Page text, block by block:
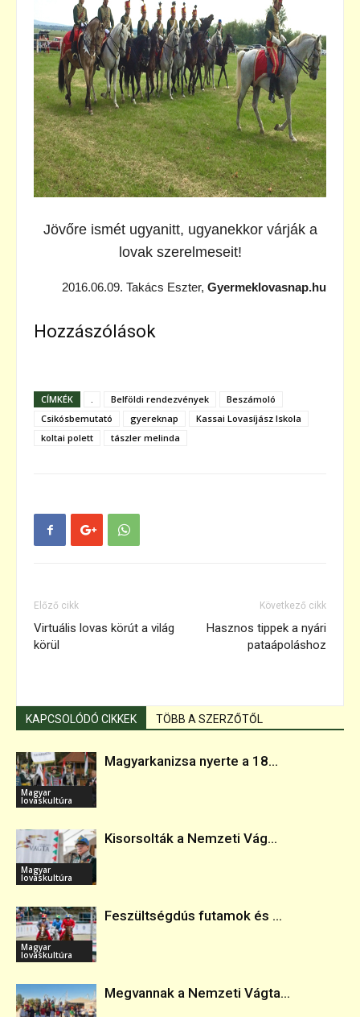
Jövőre ismét ugyanitt, ugyanekkor várják a
lovak szerelmeseit!
2016.06.09. Takács Eszter, Gyermeklovasnap.hu
Hozzászólások
CÍMKÉK . Belföldi rendezvények
Beszámoló
Csikósbemutató
gyereknap
Kassai Lovasíjász Iskola
koltai polett
tászler melinda
Előző cikk
Virtuális lovas körút a világ
körül
Következő cikk
Hasznos tippek a nyári
pataápoláshoz
KAPCSOLÓDÓ CIKKEK TÖBB A SZERZŐTŐL
Magyar
lovaskultúra
Magyarkanizsa nyerte a 18...
Magyar
lovaskultúra
Kisorsolták a Nemzeti Vág...
Magyar
lovaskultúra
Feszültségdús futamok és ...
Megvannak a Nemzeti Vágta...